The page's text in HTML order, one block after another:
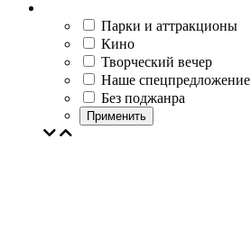
Парки и аттракционы
Кино
Творческий вечер
Наше спецпредложение
Без поджанра
Применить